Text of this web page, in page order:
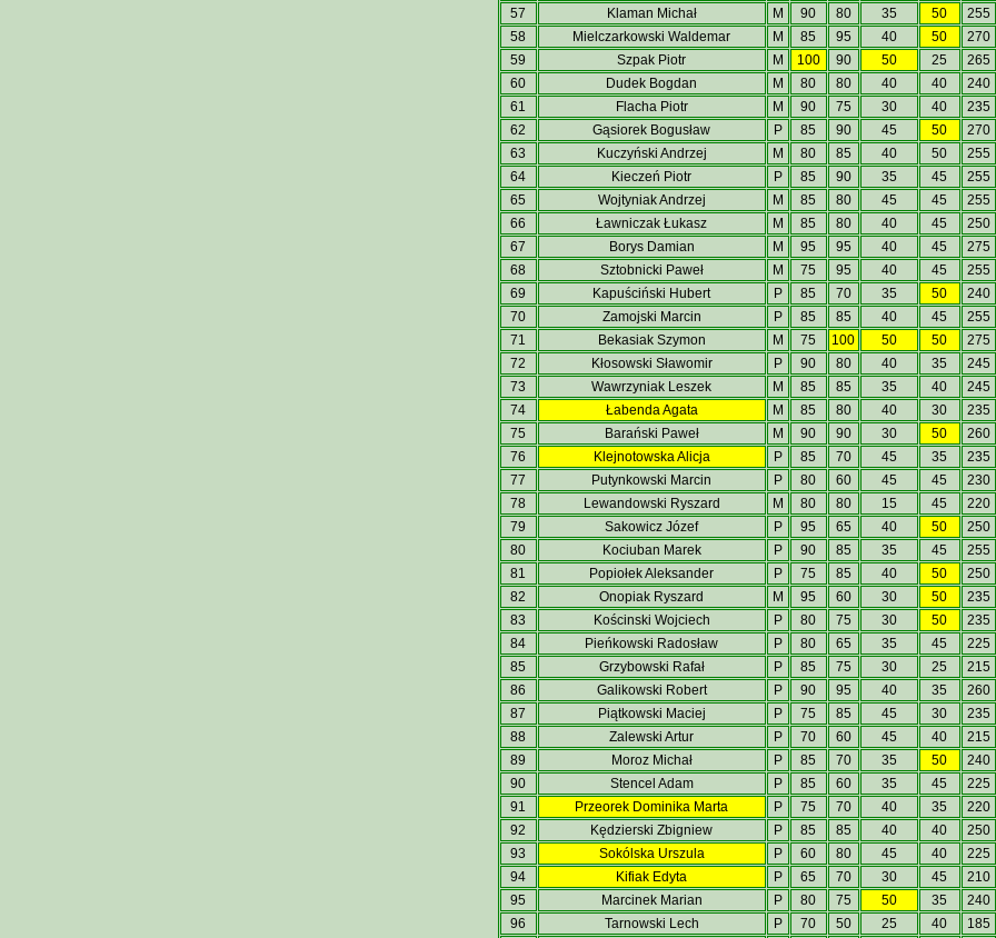
57
Klaman Michał M 90 80 35 50
255
58
Mielczarkowski Waldemar M 85 95 40 50
270
59
Szpak Piotr M 100 90 50 25
265
60
Dudek Bogdan M 80 80 40 40
240
61
Flacha Piotr M 90 75 30 40
235
62
Gąsiorek Bogusław P 85 90 45 50
270
63
Kuczyński Andrzej M 80 85 40 50
255
64
Kieczeń Piotr P 85 90 35 45
255
65
Wojtyniak Andrzej M 85 80 45 45
255
66
Ławniczak Łukasz M 85 80 40 45
250
67
Borys Damian M 95 95 40 45
275
68
Sztobnicki Paweł M 75 95 40 45
255
69
Kapuściński Hubert P 85 70 35 50
240
70
Zamojski Marcin P 85 85 40 45
255
71
Bekasiak Szymon M 75 100 50 50
275
72
Kłosowski Sławomir P 90 80 40 35
245
73
Wawrzyniak Leszek M 85 85 35 40
245
74
Łabenda Agata M 85 80 40 30
235
75
Barański Paweł M 90 90 30 50
260
76
Klejnotowska Alicja P 85 70 45 35
235
77
Putynkowski Marcin P 80 60 45 45
230
78
Lewandowski Ryszard M 80 80 15 45
220
79
Sakowicz Józef P 95 65 40 50
250
80
Kociuban Marek P 90 85 35 45
255
81
Popiołek Aleksander P 75 85 40 50
250
82
Onopiak Ryszard M 95 60 30 50
235
83
Kościnski Wojciech P 80 75 30 50
235
84
Pieńkowski Radosław P 80 65 35 45
225
85
Grzybowski Rafał P 85 75 30 25
215
86
Galikowski Robert P 90 95 40 35
260
87
Piątkowski Maciej P 75 85 45 30
235
88
Zalewski Artur P 70 60 45 40
215
89
Moroz Michał P 85 70 35 50
240
90
Stencel Adam P 85 60 35 45
225
91
Przeorek Dominika Marta P 75 70 40 35
220
92
Kędzierski Zbigniew P 85 85 40 40
250
93
Sokólska Urszula P 60 80 45 40
225
94
Kifiak Edyta P 65 70 30 45
210
95
Marcinek Marian P 80 75 50 35
240
96
Tarnowski Lech P 70 50 25 40
185